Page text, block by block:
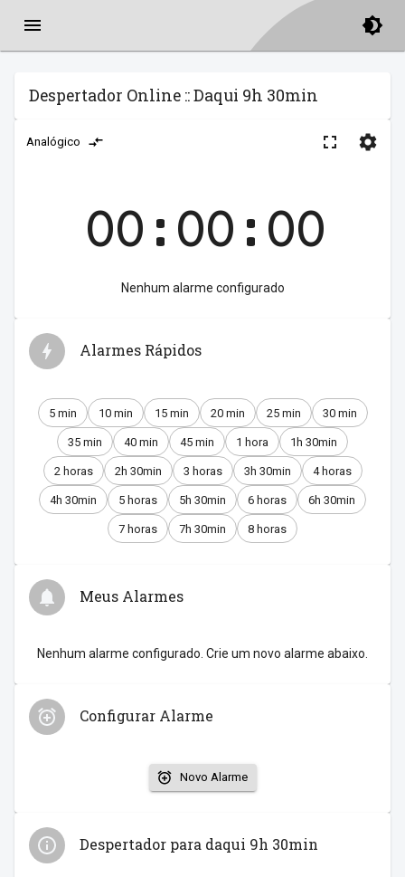
Despertador Online :: Daqui 9h 30min
Analógico
00:00:00
Nenhum alarme configurado
Alarmes Rápidos
5 min 10 min 15 min 20 min 25 min 30 min
35 min 40 min 45 min 1 hora 1h 30min
2 horas 2h 30min 3 horas 3h 30min 4 horas
4h 30min 5 horas 5h 30min 6 horas 6h 30min
7 horas 7h 30min 8 horas
Meus Alarmes
Nenhum alarme configurado. Crie um novo alarme abaixo.
Configurar Alarme
Novo Alarme
Despertador para daqui 9h 30min